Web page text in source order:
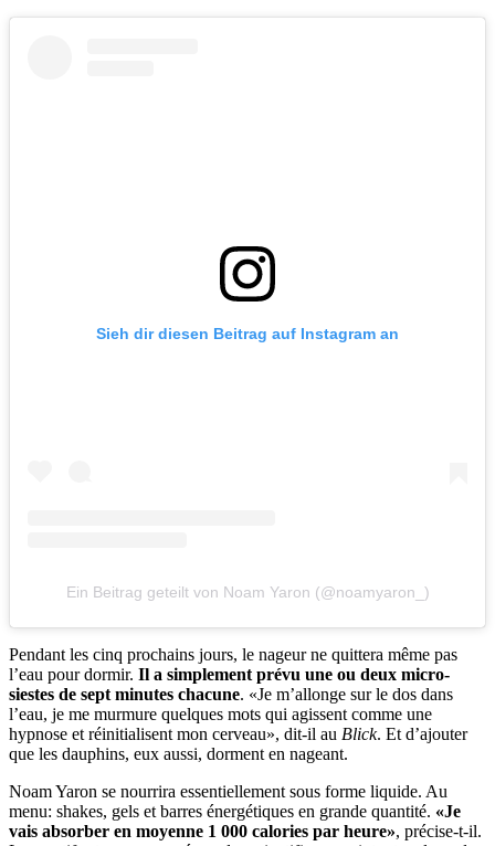
Sieh dir diesen Beitrag auf Instagram an
Ein Beitrag geteilt von Noam Yaron (@noamyaron_)
Pendant les cinq prochains jours, le nageur ne quittera même pas
l’eau pour dormir. Il a simplement prévu une ou deux micro-
siestes de sept minutes chacune. «Je m’allonge sur le dos dans
l’eau, je me murmure quelques mots qui agissent comme une
hypnose et réinitialisent mon cerveau», dit-il au Blick. Et d’ajouter
que les dauphins, eux aussi, dorment en nageant.
Noam Yaron se nourrira essentiellement sous forme liquide. Au
menu: shakes, gels et barres énergétiques en grande quantité. «Je
vais absorber en moyenne 1 000 calories par heure», précise-t-il.